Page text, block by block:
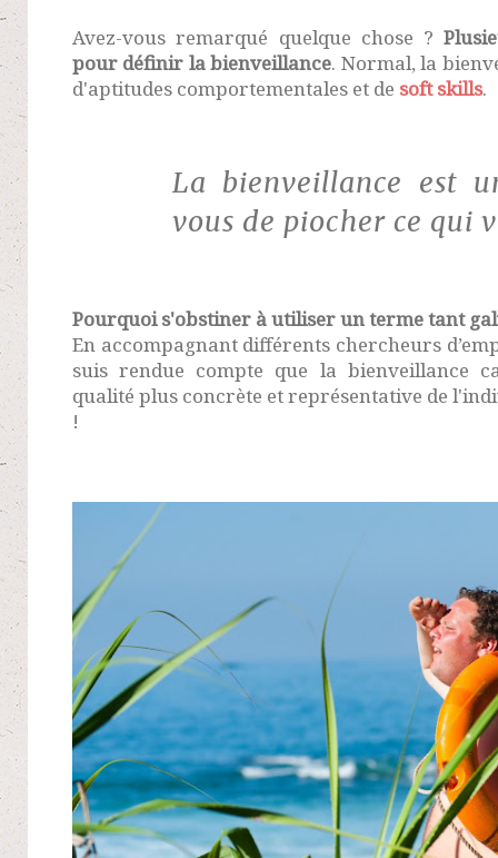
Avez-vous remarqué quelque chose ?
pour définir la bienveillance. Normal, la
d'aptitudes comportementales et de soft skills.
La bienveillance est
vous de piocher ce qui
Pourquoi s'obstiner à utiliser un terme tant
En accompagnant différents chercheurs
suis rendue compte que la bienveillance
qualité plus concrète et représentative de
!